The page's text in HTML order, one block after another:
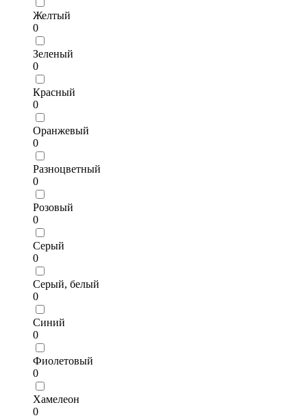
Желтый
0
Зеленый
0
Красный
0
Оранжевый
0
Разноцветный
0
Розовый
0
Серый
0
Серый, белый
0
Синий
0
Фиолетовый
0
Хамелеон
0